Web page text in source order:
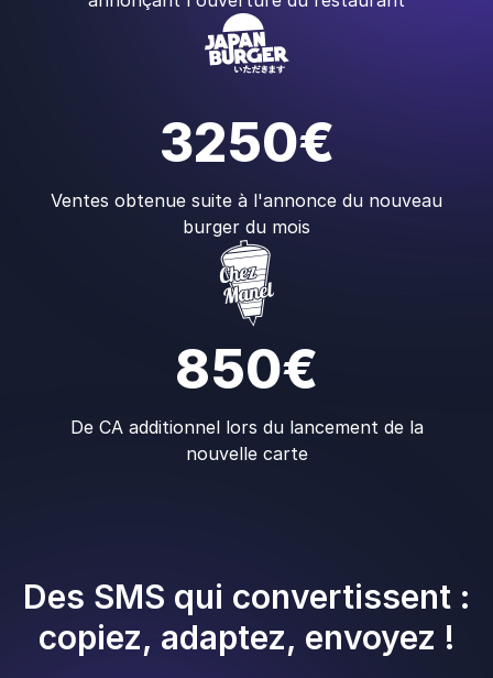
3250€
Ventes obtenue suite à l'annonce du nouveau
burger du mois
850€
De CA additionnel lors du lancement de la
nouvelle carte
Des SMS qui convertissent :
copiez, adaptez, envoyez !